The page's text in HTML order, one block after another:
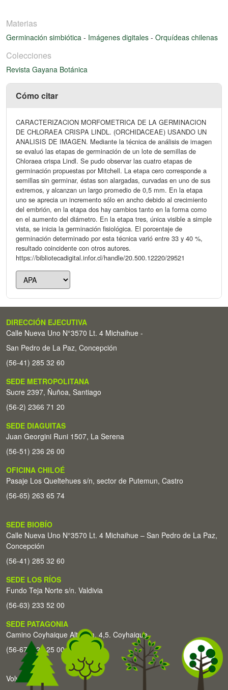
Materias
Germinación simbiótica - Imágenes digitales - Orquídeas chilenas
Colecciones
Revista Gayana Botánica
Cómo citar
CARACTERIZACION MORFOMETRICA DE LA GERMINACION
DE CHLORAEA CRISPA LINDL. (ORCHIDACEAE) USANDO UN
ANALISIS DE IMAGEN. Mediante la técnica de análisis de imagen
se evaluó las etapas de germinación de un lote de semillas de
Chloraea crispa Lindl. Se pudo observar las cuatro etapas de
germinación propuestas por Mitchell. La etapa cero corresponde a
semillas sin germinar, éstas son alargadas, curvadas en uno de sus
extremos, y alcanzan un largo promedio de 0,5 mm. En la etapa
uno se aprecia un incremento sólo en ancho debido al crecimiento
del embrión, en la etapa dos hay cambios tanto en la forma como
en el aumento del diámetro. En la etapa tres, única visible a simple
vista, se inicia la germinación fisiológica. El porcentaje de
germinación determinado por esta técnica varió entre 33 y 40 %,
resultado coincidente con otros autores.
https://bibliotecadigital.infor.cl/handle/20.500.12220/29521
DIRECCIÓN EJECUTIVA
Calle Nueva Uno N°3570 Lt. 4 Michaihue -
San Pedro de La Paz, Concepción
(56-41) 285 32 60
SEDE METROPOLITANA
Sucre 2397, Ñuñoa, Santiago
(56-2) 2366 71 20
SEDE DIAGUITAS
Juan Georgini Runi 1507, La Serena
(56-51) 236 26 00
OFICINA CHILOÉ
Pasaje Los Queltehues s/n, sector de Putemun, Castro
(56-65) 263 65 74
SEDE BIOBÍO
Calle Nueva Uno N°3570 Lt. 4 Michaihue – San Pedro de La Paz,
Concepción
(56-41) 285 32 60
SEDE LOS RÍOS
Fundo Teja Norte s/n. Valdivia
(56-63) 233 52 00
SEDE PATAGONIA
Camino Coyhaique Alto Km. 4,5. Coyhaique
(56-67) 226 25 00
Volver arriba